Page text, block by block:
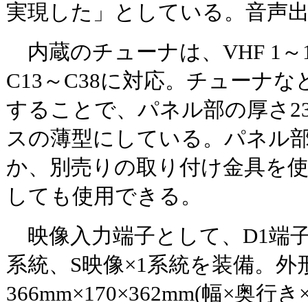
実現した」としている。音声
内蔵のチューナは、VHF 1～
C13～C38に対応。チューナ
することで、パネル部の厚さ
スの薄型にしている。パネル
か、別売りの取り付け金具を
しても使用できる。
映像入力端子として、D1端
系統、S映像×1系統を装備。外
366mm×170×362mm(幅×奥行